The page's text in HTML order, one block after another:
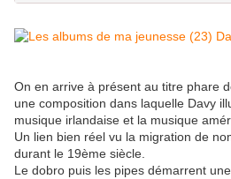
On en arrive à présent au titre phare
une composition dans laquelle Davy
musique irlandaise et la musique
Un lien bien réel vu la migration de
durant le 19ème siècle.
Le dobro puis les pipes démarrent